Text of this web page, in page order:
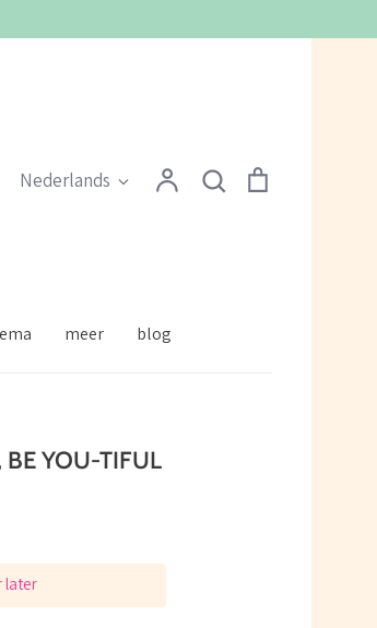
Taal
Nederlands Account Zoeken
meer blog
YOU-TIFUL
later